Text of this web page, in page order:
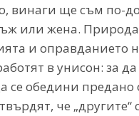
винаги ще съм по-
или жена.
и оправданието
в унисон: за
се обедини предано
че „другите“